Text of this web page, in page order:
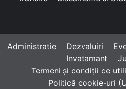
Administratie Dezvaluiri
Invatamant
Termeni și condiții de
Politică cookie-uri